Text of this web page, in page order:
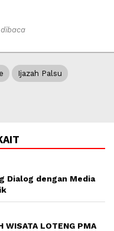
Ijazah Palsu
Dialog dengan Media
WISATA LOTENG PMA